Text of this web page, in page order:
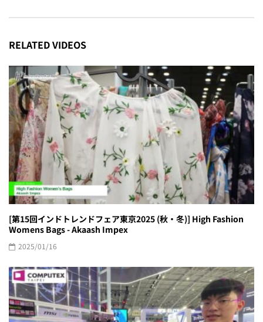
RELATED VIDEOS
[第15回インドトレンドフェア東京2025 (秋・冬)] High Fashion
Womens Bags - Akaash Impex
2025/01/16